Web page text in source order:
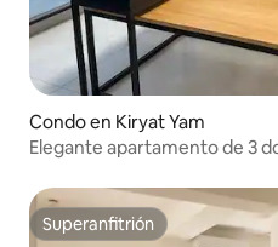
Condo en Kiryat Yam
Elegante apartamento de 3
Superanfitrión
Superanfitrión